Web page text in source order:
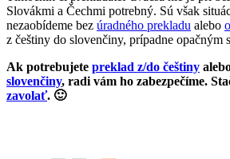
Slovákmi a Čechmi potrebný. Sú však
nezaobídeme bez úradného prekladu alebo
z češtiny do slovenčiny, prípadne opačným
Ak potrebujete preklad z/do češtiny
slovenčiny, radi vám ho zabezpečíme.
zavolať. 🙂